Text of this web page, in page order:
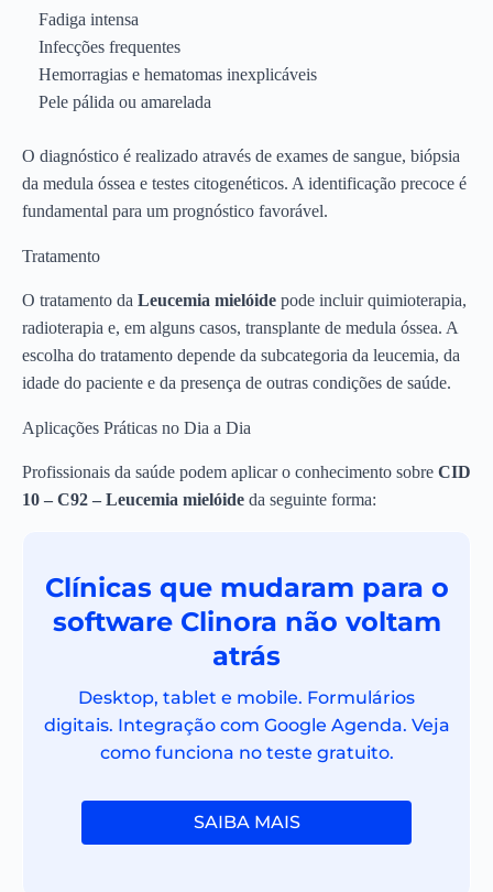
Fadiga intensa
Infecções frequentes
Hemorragias e hematomas inexplicáveis
Pele pálida ou amarelada
O diagnóstico é realizado através de exames de sangue, biópsia
da medula óssea e testes citogenéticos. A identificação precoce é
fundamental para um prognóstico favorável.
Tratamento
O tratamento da Leucemia mielóide pode incluir quimioterapia,
radioterapia e, em alguns casos, transplante de medula óssea. A
escolha do tratamento depende da subcategoria da leucemia, da
idade do paciente e da presença de outras condições de saúde.
Aplicações Práticas no Dia a Dia
Profissionais da saúde podem aplicar o conhecimento sobre CID
10 – C92 – Leucemia mielóide da seguinte forma:
Clínicas que mudaram para o
software Clinora não voltam
atrás
Desktop, tablet e mobile. Formulários
digitais. Integração com Google Agenda. Veja
como funciona no teste gratuito.
SAIBA MAIS